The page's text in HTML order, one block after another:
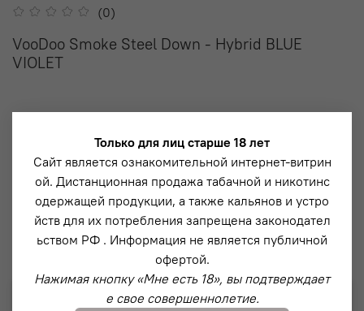
(0)
VooDoo Smoke Steel Down - Hybrid BLUE
VIOLET
15 490 ₽
В корзину
Только для лиц старше 18 лет
Сайт является ознакомительной интернет-витрин
ой. Дистанционная продажа табачной и никотинс
одержащей продукции, а также кальянов и устро
йств для их потребления запрещена законодател
ьством РФ . Информация не является публичной
офертой.
Нажимая кнопку «Мне есть 18», вы подтверждает
е свое совершеннолетие.